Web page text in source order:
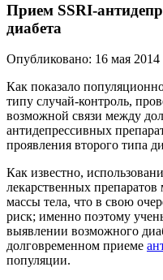
Прием SSRI-
диабета
Опубликовано: 16 мая 2014
Как показало
типу случай-контроль,
возможной связи между
антидепрессивных
проявления второго типа
Как известно,
лекарственных
массы тела, что в свою
риск; именно поэтому
выявлении возможного
долговременном приеме
популяции.